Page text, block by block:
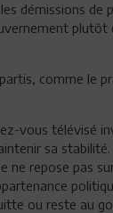
démissions de
plutôt
comme le
vous télévisé
sa
ne repose pas
ou reste au